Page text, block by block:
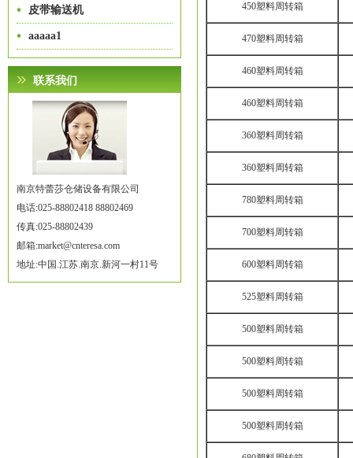
皮带输送机
aaaaa1
联系我们
南京特蕾莎仓储设备有限公司
电话:025-88802418 88802469
传真:025-88802439
邮箱:market@cnteresa.com
地址:中国.江苏.南京.新河一村11号
450塑料周转箱
470塑料周转箱
460塑料周转箱
460塑料周转箱
360塑料周转箱
360塑料周转箱
780塑料周转箱
700塑料周转箱
600塑料周转箱
525塑料周转箱
500塑料周转箱
500塑料周转箱
500塑料周转箱
500塑料周转箱